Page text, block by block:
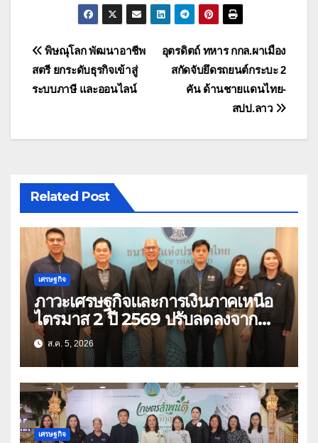
แนะแนว
เรื่อง
อุตรดิตถ์ ทหาร กกล.ผาเมือง
สกัดจับยึดรถยนต์กระบะ 2
คัน ด้านชายแดนไทย-
สปป.ลาว
พิษณุโลก พัฒนาอาชีพ
สตรี ยกระดับธุรกิจเข้าสู่
ระบบภาษี และออนไลน์
Related Post
เศรษฐกิจ
ภาวะเศรษฐกิจและการเงินภาคเหนือ
ไตรมาส 2 ปี 2569 ปรับลดลงจาก
ราคาพลังงาน ค่าครองชีพ
ส.ค. 5, 2026
เศรษฐกิจ